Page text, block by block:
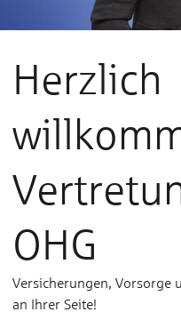
Herzlich
OHG
Versicherungen, Vorsorge
an Ihrer Seite!